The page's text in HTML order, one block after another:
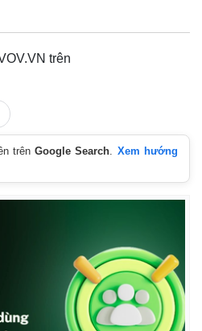
trên
trênGoogle Search. Xem hướng